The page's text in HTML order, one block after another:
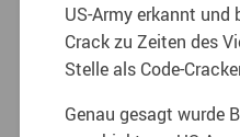
US-Army erkannt
Crack zu Zeiten des
Stelle als Code-
Genau gesagt wurde